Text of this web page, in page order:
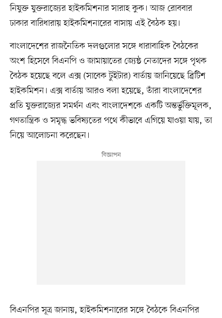
নিযুক্ত যুক্তরাজ্যের হাইকমিশনার সারাহ কুক। আজ রোববার
ঢাকার বারিধারায় হাইকমিশনারের বাসায় এই বৈঠক হয়।
বাংলাদেশের রাজনৈতিক দলগুলোর সঙ্গে ধারাবাহিক বৈঠকের
অংশ হিসেবে বিএনপি ও জামায়াতের জ্যেষ্ঠ নেতাদের সঙ্গে পৃথক
বৈঠক হয়েছে বলে এক্স (সাবেক টুইটার) বার্তায় জানিয়েছে ব্রিটিশ
হাইকমিশন। এক্স বার্তায় আরও বলা হয়েছে, তাঁরা বাংলাদেশের
প্রতি যুক্তরাজ্যের সমর্থন এবং বাংলাদেশকে একটি অন্তর্ভুক্তিমূলক,
গণতান্ত্রিক ও সমৃদ্ধ ভবিষ্যতের পথে কীভাবে এগিয়ে যাওয়া যায়, তা
নিয়ে আলোচনা করেছেন।
বিএনপির সূত্র জানায়, হাইকমিশনারের সঙ্গে বৈঠকে বিএনপির